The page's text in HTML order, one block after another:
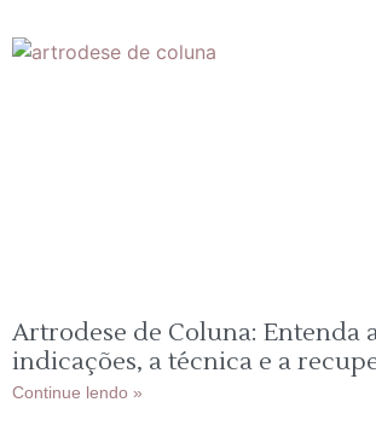
Artrodese de Coluna: Entenda
indicações, a técnica e a
Continue lendo »